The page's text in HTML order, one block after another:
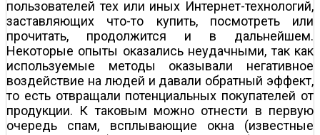
пользователей тех или иных Интернет-технологий,
заставляющих что-то купить, посмотреть или
прочитать, продолжится и в дальнейшем.
Некоторые опыты оказались неудачными, так как
используемые методы оказывали негативное
воздействие на людей и давали обратный эффект,
то есть отвращали потенциальных покупателей от
продукции. К таковым можно отнести в первую
очередь спам, всплывающие окна (известные